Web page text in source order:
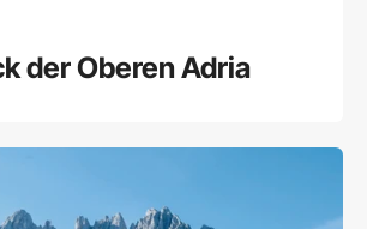
der Oberen Adria